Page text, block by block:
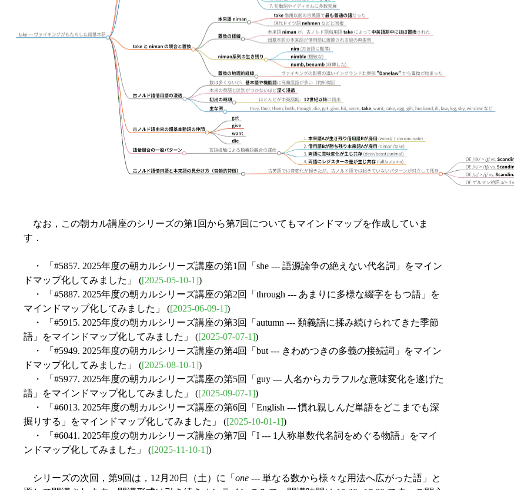
なお，この朝カル講座のシリーズの第1回から第7回についてもマインドマップを作成していま
す．
・ 「#5857. 2025年度の朝カルシリーズ講座の第1回「she --- 語源論争の絶えない代名詞」をマイン
ドマップ化してみました」 ([2025-05-10-1])
・ 「#5887. 2025年度の朝カルシリーズ講座の第2回「through --- あまりに多様な綴字をもつ語」を
マインドマップ化してみました」 ([2025-06-09-1])
・ 「#5915. 2025年度の朝カルシリーズ講座の第3回「autumn --- 類義語に揉み続けられてきた季節
語」をマインドマップ化してみました」 ([2025-07-07-1])
・ 「#5949. 2025年度の朝カルシリーズ講座の第4回「but --- きわめつきの多義の接続詞」をマイン
ドマップ化してみました」 ([2025-08-10-1])
・ 「#5977. 2025年度の朝カルシリーズ講座の第5回「guy --- 人名からカラフルな意味変化を遂げた
語」をマインドマップ化してみました」 ([2025-09-07-1])
・ 「#6013. 2025年度の朝カルシリーズ講座の第6回「English --- 慣れ親しんだ単語をどこまでも深
掘りする」をマインドマップ化してみました」 ([2025-10-01-1])
・ 「#6041. 2025年度の朝カルシリーズ講座の第7回「I --- 1人称単数代名詞をめぐる物語」をマイ
ンドマップ化してみました」 ([2025-11-10-1])
シリーズの次回，第9回は，12月20日（土）に「 one --- 単なる数から様々な用法へ広がった語」と